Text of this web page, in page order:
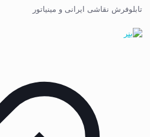
تابلوفرش نقاشی ایرانی و مینیاتور